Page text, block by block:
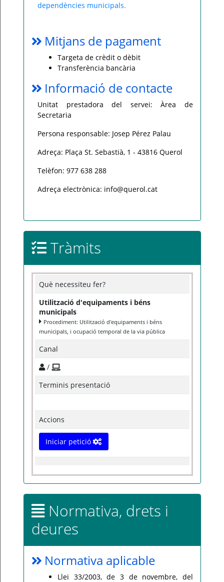
dependències municipals.
Mitjans de pagament
Targeta de crèdit o dèbit
Transferència bancària
Informació de contacte
Unitat prestadora del servei: Àrea de
Secretaria
Persona responsable: Josep Pérez Palau
Adreça: Plaça St. Sebastià, 1 - 43816 Querol
Telèfon: 977 638 288
Adreça electrònica: info@querol.cat
Tràmits
Què necessiteu fer?
Utilització d'equipaments i béns
municipals
Procediment: Utilització d'equipaments i béns
municipals, i ocupació temporal de la via pública
Canal
/
Terminis presentació
Accions
Iniciar petició
Normativa, drets i
deures
Normativa aplicable
Llei 33/2003, de 3 de novembre, del